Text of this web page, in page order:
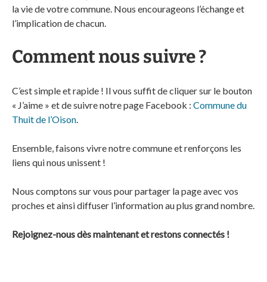
la vie de votre commune. Nous encourageons l’échange et
l’implication de chacun.
Comment nous suivre ?
C’est simple et rapide ! Il vous suffit de cliquer sur le bouton
« J’aime » et de suivre notre page Facebook : Commune du
Thuit de l’Oison.
Ensemble, faisons vivre notre commune et renforçons les
liens qui nous unissent !
Nous comptons sur vous pour partager la page avec vos
proches et ainsi diffuser l’information au plus grand nombre.
Rejoignez-nous dès maintenant et restons connectés !